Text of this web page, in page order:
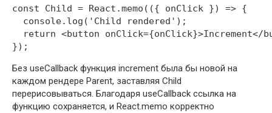
const Child = React.memo(({ onClick }) => {
  console.log('Child rendered');
return <button onClick={onClick}>Increment</
Без useCallback функция increment была бы новой на
каждом рендере Parent, заставляя Child
перерисовываться. Благодаря useCallback ссылка на
функцию сохраняется, и React.memo корректно